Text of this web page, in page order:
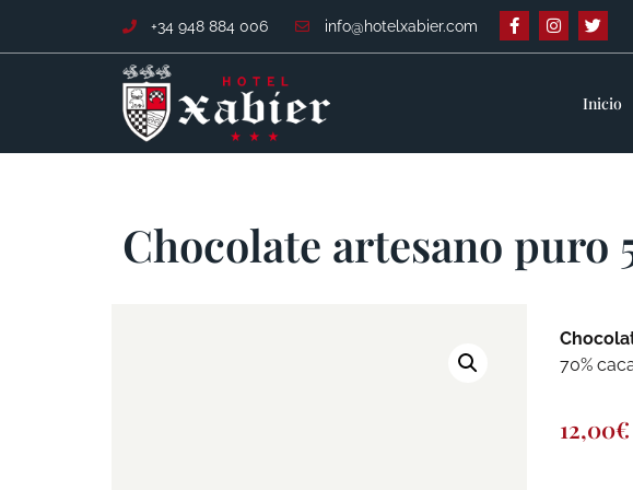
+34 948 884 006 info@hotelxabier.com
Inicio
Chocolate artesano puro
70%
12,00€